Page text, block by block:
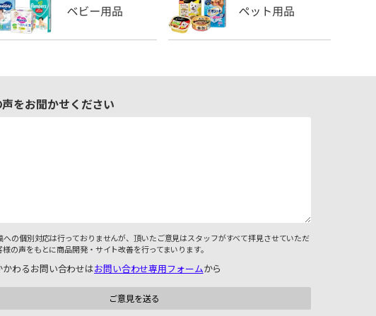
をお聞かせください
への個別対応は行っておりませんが、頂いたご意見はスタッフがすべて拝見させていただ
様の声をもとに商品開発・サイト改善を行ってまいります。
かわるお問い合わせはお問い合わせ専用フォームから